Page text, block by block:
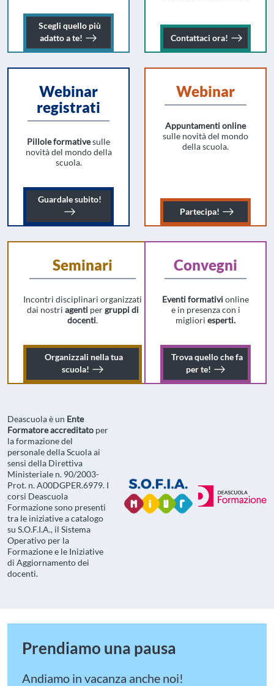
Scegli quello più
adatto a te! Scegli il corso online più adatto a te!
Contattaci ora!
Webinar
registrati
Pillole formativesulle
novità del mondo della
scuola.
Guardalesubito! Guarda le registrazioni dei nostri
Webinar
Appuntamenti online
sulle novità del mondo
della scuola.
Partecipa! Iscriviti alle
Seminari
Incontri disciplinari organizzati
dai nostri agenti pergruppi di
docenti.
Organizzali nella tua
scuola! Organizza un seminario nella tua scuola!
Convegni
Eventi formativionline
e in presenza con i
migliori esperti.
Trovaquello che fa
per te! Trova il
Deascuola è un Ente
Formatore accreditato per
la formazione del
personale della Scuola ai
sensi della Direttiva
Ministeriale n. 90/2003-
Prot. n. A00DGPER.6979. I
corsi Deascuola
Formazione sono presenti
tra le iniziative a catalogo
su S.O.F.I.A., il Sistema
Operativo per la
Formazione e le Iniziative
di Aggiornamento dei
docenti.
Prendiamo una pausa
Andiamo in vacanza anche noi!